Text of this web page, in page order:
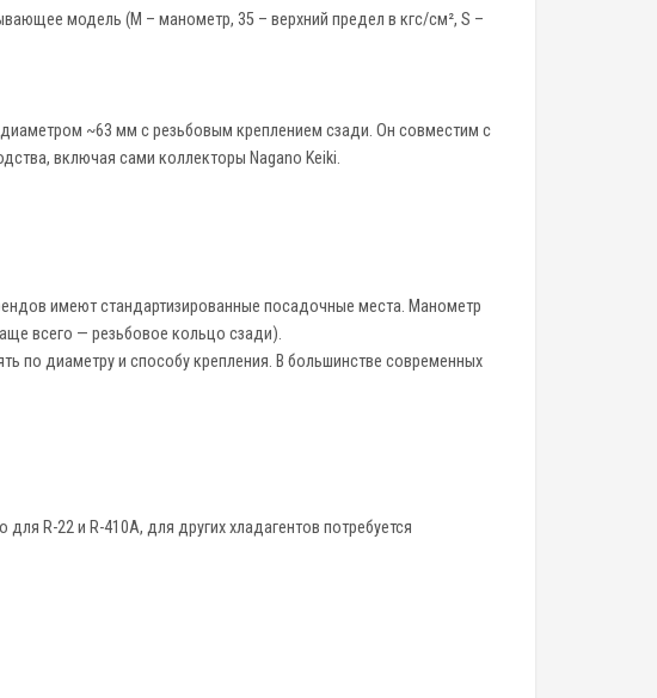
модель (M – манометр, 35 – верхний предел в кгс/см², S –
~63 мм с резьбовым креплением сзади. Он совместим с
включая сами коллекторы Nagano Keiki.
имеют стандартизированные посадочные места. Манометр
всего — резьбовое кольцо сзади).
по диаметру и способу крепления. В большинстве современных
R-22 и R-410A, для других хладагентов потребуется